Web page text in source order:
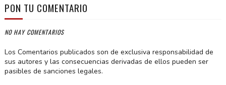
PON TU COMENTARIO
NO HAY COMENTARIOS
Los Comentarios publicados son de exclusiva responsabilidad de
sus autores y las consecuencias derivadas de ellos pueden ser
pasibles de sanciones legales.